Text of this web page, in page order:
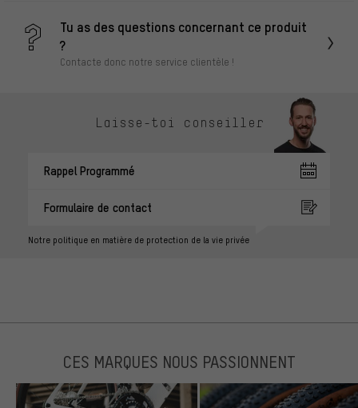
Tu as des questions concernant ce produit
?
Contacte donc notre service clientèle !
Laisse-toi conseiller
Rappel Programmé
Formulaire de contact
Notre politique en matière de protection de la vie privée
CES MARQUES NOUS PASSIONNENT